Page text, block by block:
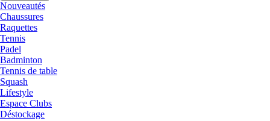
Nouveautés
Chaussures
Raquettes
Tennis
Padel
Badminton
Tennis de table
Squash
Lifestyle
Espace Clubs
Déstockage